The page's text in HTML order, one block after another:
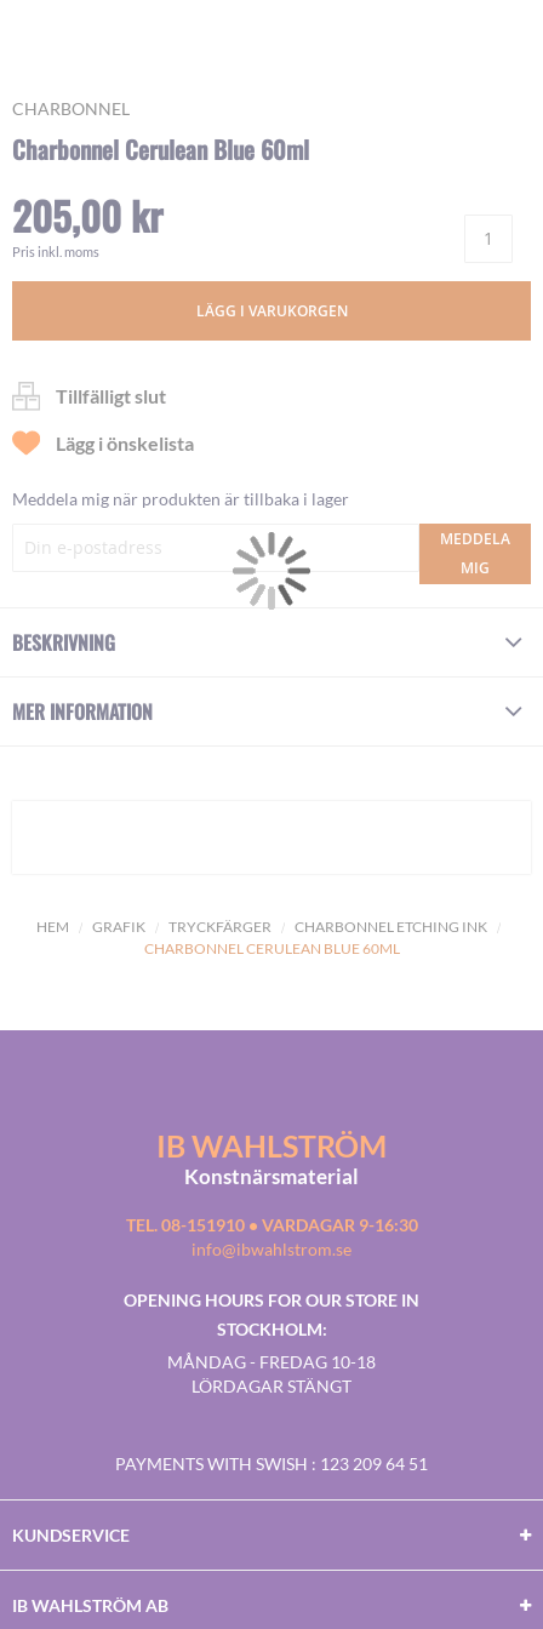
HEM GRAFIK TRYCKFÄRGER
CHARBONNEL ETCHING INK
CHARBONNEL CERULEAN BLUE 60ML
CHARBONNEL
Charbonnel Cerulean Blue 60ml
205,00 kr
Pris inkl. moms
LÄGG I VARUKORGEN
Tillfälligt slut
Lägg i önskelista
Meddela mig när produkten är tillbaka i lager
MEDDELA
MIG
Skip
the
of
the
images
BESKRIVNING
MER INFORMATION
IB WAHLSTRÖM
Konstnärsmaterial
TEL. 08-151910 • VARDAGAR 9-16:30
info@ibwahlstrom.se
OPENING HOURS FOR OUR STORE IN
STOCKHOLM:
MÅNDAG - FREDAG 10-18
LÖRDAGAR STÄNGT
PAYMENTS WITH SWISH : 123 209 64 51
KUNDSERVICE
IB WAHLSTRÖM AB